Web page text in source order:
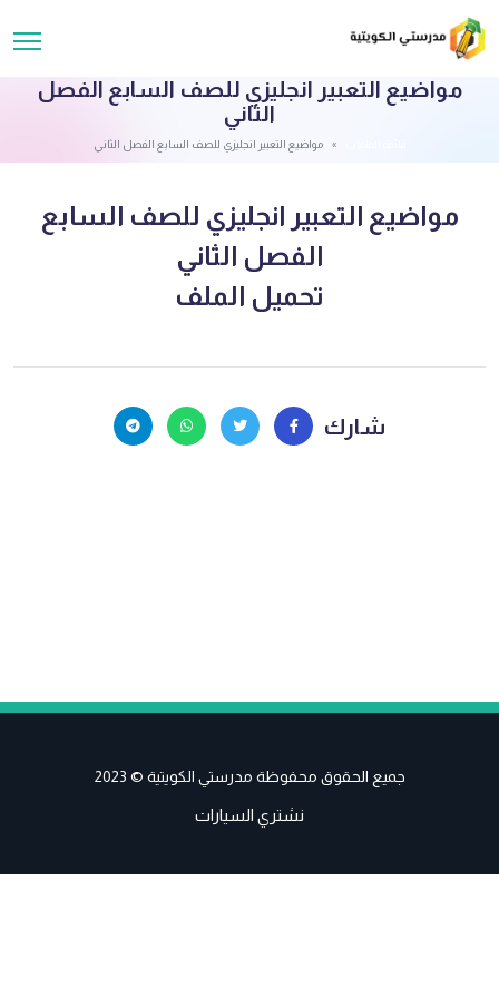
مواضيع التعبير انجليزي للصف السابع الفصل
الثاني
مواضيع التعبير انجليزي للصف السابع الفصل الثاني
مواضيع التعبير انجليزي للصف السابع
الفصل الثاني
تحميل الملف
شارك
جميع الحقوق محفوظة مدرستي الكويتية © 2023
نشتري السيارات